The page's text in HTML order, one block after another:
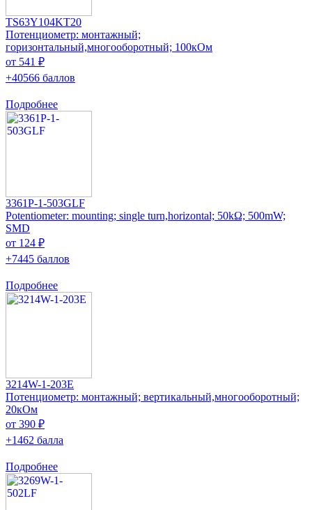
TS63Y104KT20
Потенциометр: монтажный;
горизонтальный,многооборотный; 100кОм
от 541 ₽
+40566 баллов
Подробнее
3361P-1-503GLF
Potentiometer: mounting; single turn,horizontal; 50kΩ; 500mW;
SMD
от 124 ₽
+7445 баллов
Подробнее
3214W-1-203E
Потенциометр: монтажный; вертикальный,многооборотный;
20кОм
от 390 ₽
+1462 балла
Подробнее